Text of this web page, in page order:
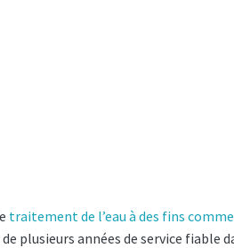
traitement de l’eau à des fins
plusieurs années de service fiable